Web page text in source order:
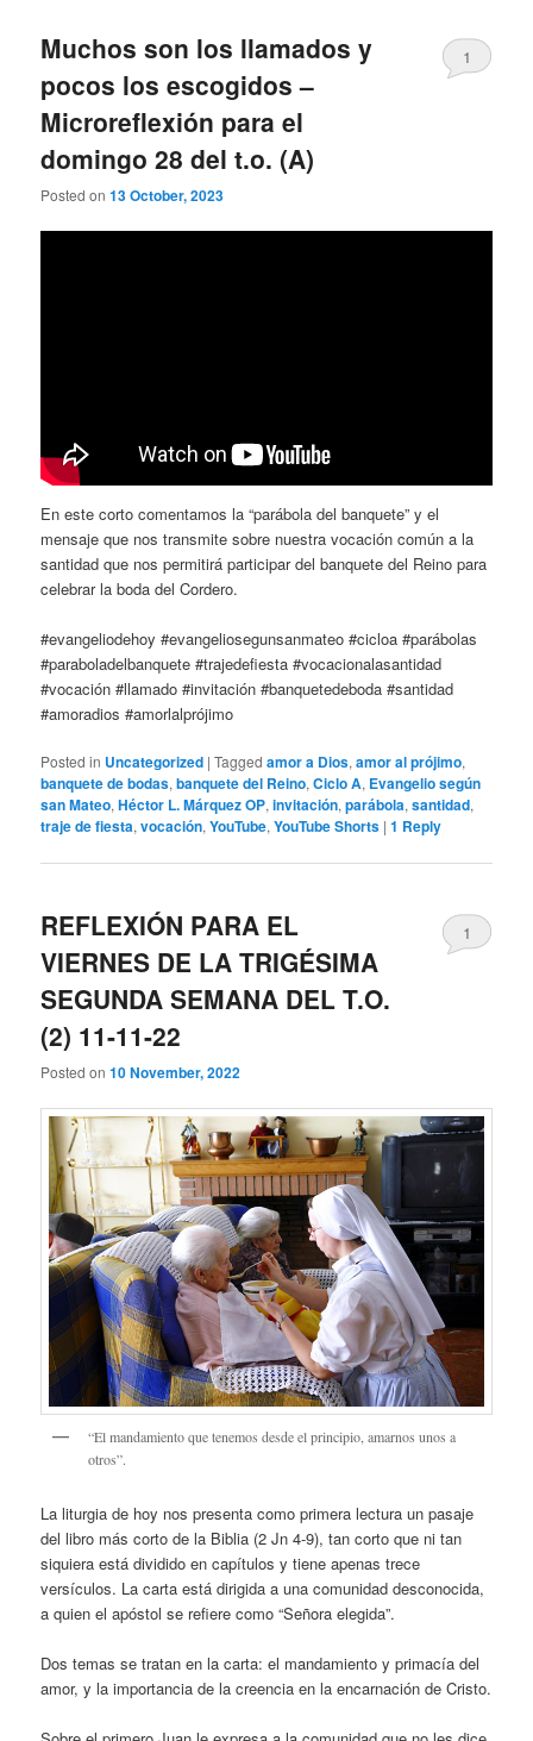
Muchos son los llamados y
pocos los escogidos –
Microreflexión para el
domingo 28 del t.o. (A)
Posted on13 October, 2023
1
En este corto comentamos la “parábola del banquete” y el
mensaje que nos transmite sobre nuestra vocación común a la
santidad que nos permitirá participar del banquete del Reino para
celebrar la boda del Cordero.
#evangeliodehoy #evangeliosegunsanmateo #cicloa #parábolas
#paraboladelbanquete #trajedefiesta #vocacionalasantidad
#vocación #llamado #invitación #banquetedeboda #santidad
#amoradios #amorlalprójimo
Posted in Uncategorized |Tagged amor a Dios,amor al prójimo,
banquete de bodas,banquete del Reino,Ciclo A, Evangelio según
san Mateo,Héctor L. Márquez OP,invitación,parábola,santidad,
traje de fiesta,vocación,YouTube,YouTube Shorts |1 Reply
REFLEXIÓN PARA EL
VIERNES DE LA TRIGÉSIMA
SEGUNDA SEMANA DEL T.O.
(2) 11-11-22
Posted on10 November, 2022
1
“El mandamiento que tenemos desde el principio, amarnos unos a
otros”.
La liturgia de hoy nos presenta como primera lectura un pasaje
del libro más corto de la Biblia (2 Jn 4-9), tan corto que ni tan
siquiera está dividido en capítulos y tiene apenas trece
versículos. La carta está dirigida a una comunidad desconocida,
a quien el apóstol se refiere como “Señora elegida”.
Dos temas se tratan en la carta: el mandamiento y primacía del
amor, y la importancia de la creencia en la encarnación de Cristo.